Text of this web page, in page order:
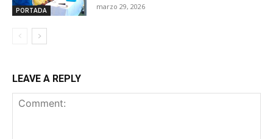
PORTADA marzo 29, 2026
LEAVE A REPLY